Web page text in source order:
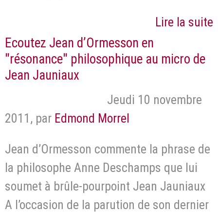
Lire la suite
Ecoutez Jean d’Ormesson en
"résonance" philosophique au micro de
Jean Jauniaux
Jeudi 10 novembre
2011 , par Edmond Morrel
Jean d’Ormesson commente la phrase de
la philosophe Anne Deschamps que lui
soumet à brûle-pourpoint Jean Jauniaux
A l’occasion de la parution de son dernier